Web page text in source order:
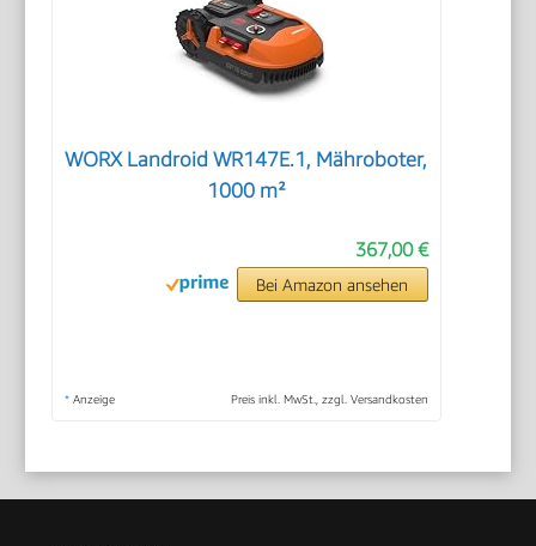
WORX Landroid WR147E.1, Mähroboter,
1000 m²
367,00 €
Bei Amazon ansehen
* Anzeige Preis inkl. MwSt., zzgl. Versandkosten